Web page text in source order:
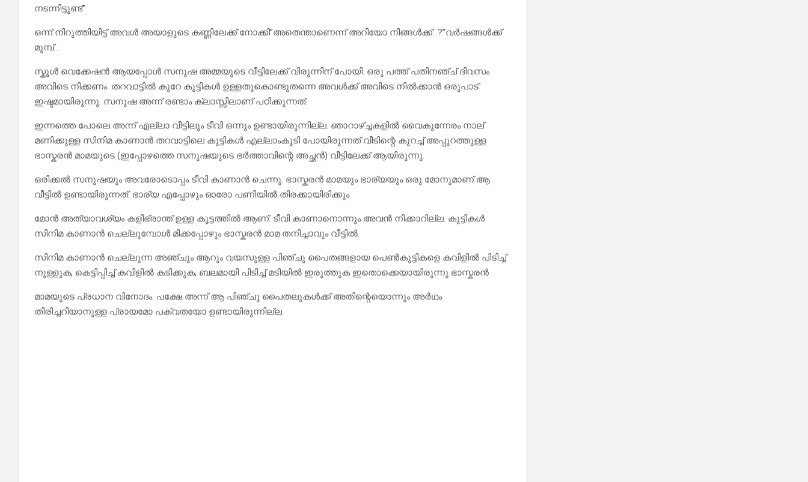
നടന്നിട്ടുണ്ട്”
ഒന്ന് നിറുത്തിയിട്ട് അവൾ അയാളുടെ കണ്ണിലേക്ക് നോക്കി”അതെന്താണെന്ന് അറിയോ നിങ്ങൾക്ക്…?”വർഷങ്ങൾക്ക്
മുമ്പ്…
സ്കൂൾ വെക്കേഷൻ ആയപ്പോൾ സനുഷ അമ്മയുടെ വീട്ടിലേക്ക് വിരുന്നിന് പോയി. ഒരു പത്ത് പതിനഞ്ച് ദിവസം
അവിടെ നിക്കണം. തറവാട്ടിൽ കുറേ കുട്ടികൾ ഉള്ളതുകൊണ്ടുതന്നെ അവൾക്ക് അവിടെ നിൽക്കാൻ ഒരുപാട്
ഇഷ്ടമായിരുന്നു. സനുഷ അന്ന് രണ്ടാം ക്ലാസ്സിലാണ് പഠിക്കുന്നത്.
ഇന്നത്തെ പോലെ അന്ന് എല്ലാ വീട്ടിലും ടീവി ഒന്നും ഉണ്ടായിരുന്നില്ല. ഞാറാഴ്ച്ചകളിൽ വൈകുന്നേരം നാല്
മണിക്കുള്ള സിനിമ കാണാൻ തറവാട്ടിലെ കുട്ടികൾ എല്ലാംകൂടി പോയിരുന്നത് വീടിന്റെ കുറച്ച് അപ്പുറത്തുള്ള
ഭാസ്കരൻ മാമയുടെ (ഇപ്പോഴത്തെ സനുഷയുടെ ഭർത്താവിന്റെ അച്ഛൻ) വീട്ടിലേക്ക് ആയിരുന്നു.
ഒരിക്കൽ സനുഷയും അവരോടൊപ്പം ടീവി കാണാൻ ചെന്നു. ഭാസ്കരൻ മാമയും ഭാര്യയും ഒരു മോനുമാണ് ആ
വീട്ടിൽ ഉണ്ടായിരുന്നത്. ഭാര്യ എപ്പോഴും ഓരോ പണിയിൽ തിരക്കായിരിക്കും.
മോൻ അത്യാവശ്യം കളിഭ്രാന്ത് ഉള്ള കൂട്ടത്തിൽ ആണ്. ടീവി കാണാനൊന്നും അവൻ നിക്കാറില്ല. കുട്ടികൾ
സിനിമ കാണാൻ ചെല്ലുമ്പോൾ മിക്കപ്പോഴും ഭാസ്കരൻ മാമ തനിച്ചാവും വീട്ടിൽ.
സിനിമ കാണാൻ ചെല്ലുന്ന അഞ്ചും ആറും വയസുള്ള പിഞ്ചു പൈതങ്ങളായ പെൺകുട്ടികളെ കവിളിൽ പിടിച്ച്
നുള്ളുക, കെട്ടിപ്പിച്ച് കവിളിൽ കടിക്കുക, ബലമായി പിടിച്ച് മടിയിൽ ഇരുത്തുക ഇതൊക്കെയായിരുന്നു ഭാസ്കരൻ
മാമയുടെ പ്രധാന വിനോദം. പക്ഷേ അന്ന് ആ പിഞ്ചു പൈതലുകൾക്ക് അതിന്റെയൊന്നും അർഥം
തിരിച്ചറിയാനുള്ള പ്രായമോ പക്വതയോ ഉണ്ടായിരുന്നില്ല.